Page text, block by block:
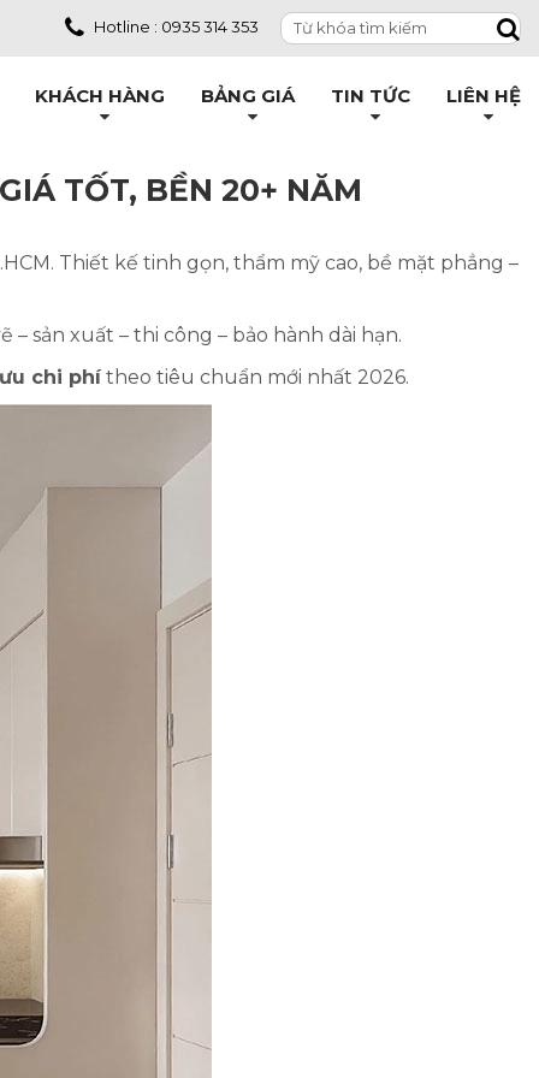
Hotline : 0935 314 353
KHÁCH HÀNG BẢNG GIÁ TIN TỨC LIÊN HỆ
TỐT, BỀN 20+ NĂM
Thiết kế tinh gọn, thẩm mỹ cao, bề mặt phẳng –
sản xuất – thi công – bảo hành dài hạn.
chi phítheo tiêu chuẩn mới nhất 2026.